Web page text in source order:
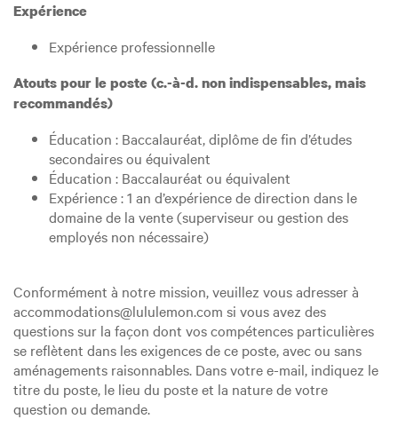
Expérience
Expérience professionnelle
Atouts pour le poste (c.-à-d. non indispensables, mais
recommandés)
Éducation : Baccalauréat, diplôme de fin d’études
secondaires ou équivalent
Éducation : Baccalauréat ou équivalent
Expérience : 1 an d’expérience de direction dans le
domaine de la vente (superviseur ou gestion des
employés non nécessaire)
Conformément à notre mission, veuillez vous adresser à
accommodations@lululemon.com si vous avez des
questions sur la façon dont vos compétences particulières
se reflètent dans les exigences de ce poste, avec ou sans
aménagements raisonnables. Dans votre e-mail, indiquez le
titre du poste, le lieu du poste et la nature de votre
question ou demande.